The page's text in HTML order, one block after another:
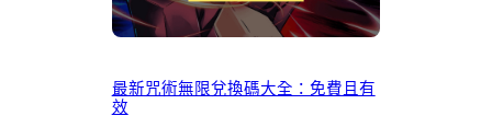
最新咒術無限兌換碼大全：免費且有
效